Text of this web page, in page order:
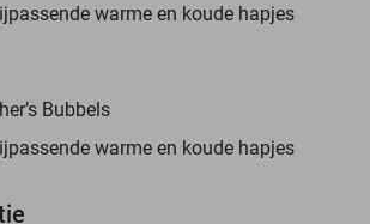
warme en koude hapjes
Bubbels
warme en koude hapjes